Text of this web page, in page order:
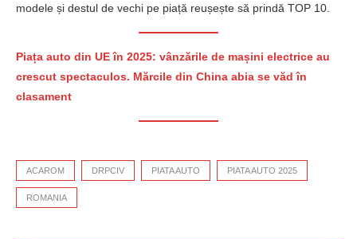
modele și destul de vechi pe piață reușește să prindă TOP 10.
Piața auto din UE în 2025: vânzările de mașini electrice au
crescut spectaculos. Mărcile din China abia se văd în
clasament
ACAROM DRPCIV PIATA AUTO PIATA AUTO 2025
ROMANIA